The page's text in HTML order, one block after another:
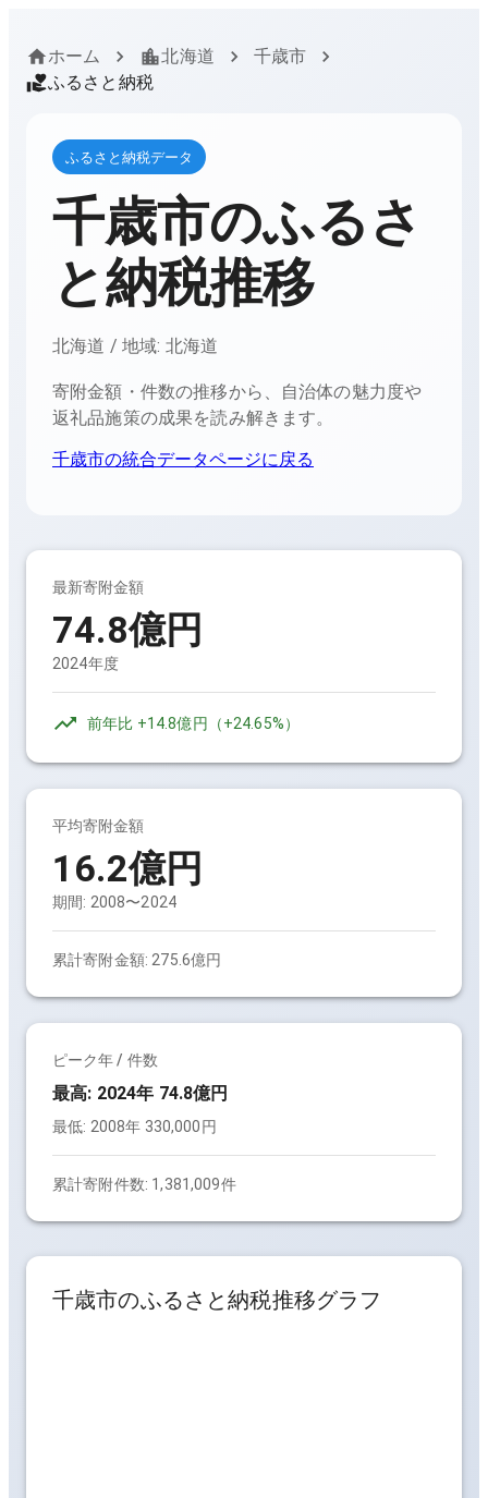
ホーム 北海道
千歳市
ふるさと納税
ふるさと納税データ
千歳市のふるさ
と納税推移
北海道 / 地域: 北海道
寄附金額・件数の推移から、自治体の魅力度や
返礼品施策の成果を読み解きます。
千歳市の統合データページに戻る
最新寄附金額
74.8億円
2024年度
前年比 +14.8億円 （+24.65%）
平均寄附金額
16.2億円
期間: 2008〜2024
累計寄附金額: 275.6億円
ピーク年 / 件数
最高: 2024年 74.8億円
最低: 2008年 330,000円
累計寄附件数: 1,381,009件
千歳市のふるさと納税推移グラフ